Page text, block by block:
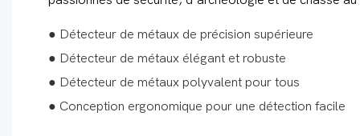
● Détecteur de métaux de précision supérieure
● Détecteur de métaux élégant et robuste
● Détecteur de métaux polyvalent pour tous
● Conception ergonomique pour une détection facile